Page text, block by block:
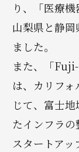
り、「医療
山梨県と静
ました。
また、「
は、カリフ
じて、富士
たインフラの
スタートア